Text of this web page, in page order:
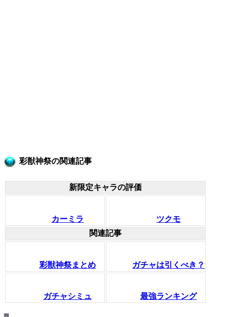
彩獣神祭の関連記事
新限定キャラの評価
カーミラ
ツクモ
関連記事
彩獣神祭まとめ ガチャは引くべき？
ガチャシミュ 最強ランキング